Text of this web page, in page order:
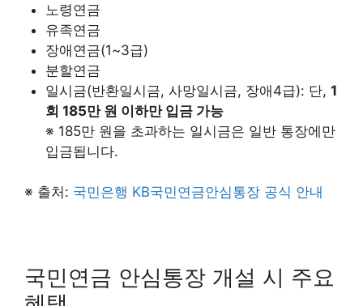
노령연금
유족연금
장애연금(1~3급)
분할연금
일시금(반환일시금, 사망일시금, 장애4급): 단, 1
회 185만 원 이하만 입금 가능
※ 185만 원을 초과하는 일시금은 일반 통장에만
입금됩니다.
※ 출처: 국민은행 KB국민연금안심통장 공식 안내
국민연금 안심통장 개설 시 주요